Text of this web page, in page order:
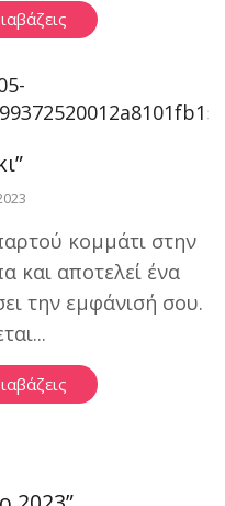
κομμάτι στην
και αποτελεί ένα
την εμφάνισή σου.